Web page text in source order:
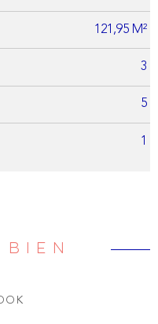
121,95 M²
3
5
1
BIEN